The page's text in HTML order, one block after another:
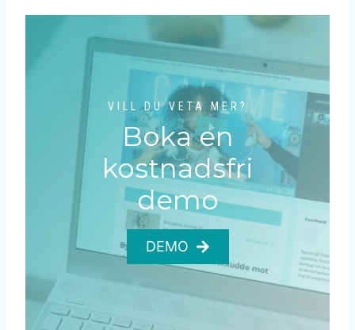
VILL DU VETA MER?
Boka en
kostnadsfri
demo
DEMO